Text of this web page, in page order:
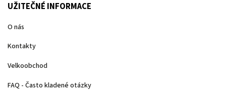
UŽITEČNÉ INFORMACE
O nás
Kontakty
Velkoobchod
FAQ - Často kladené otázky